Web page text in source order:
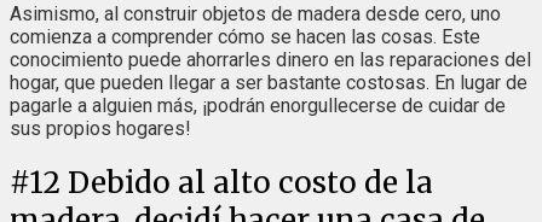
Asimismo, al construir objetos de madera desde cero, uno
comienza a comprender cómo se hacen las cosas. Este
conocimiento puede ahorrarles dinero en las reparaciones del
hogar, que pueden llegar a ser bastante costosas. En lugar de
pagarle a alguien más, ¡podrán enorgullecerse de cuidar de
sus propios hogares!
#12 Debido al alto costo de la